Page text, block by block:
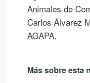
un atardecer